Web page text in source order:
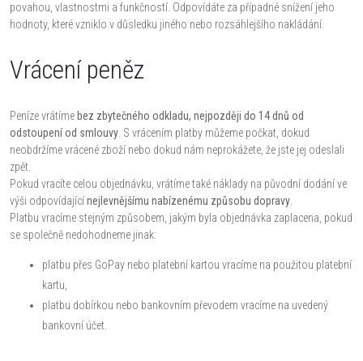
povahou, vlastnostmi a funkčností. Odpovídáte za případné snížení jeho
hodnoty, které vzniklo v důsledku jiného nebo rozsáhlejšího nakládání.
Vrácení peněz
Peníze vrátíme bez zbytečného odkladu, nejpozději do 14 dnů od
odstoupení od smlouvy. S vrácením platby můžeme počkat, dokud
neobdržíme vrácené zboží nebo dokud nám neprokážete, že jste jej odeslali
zpět.
Pokud vracíte celou objednávku, vrátíme také náklady na původní dodání ve
výši odpovídajícínejlevnějšímu nabízenému způsobu dopravy.
Platbu vracíme stejným způsobem, jakým byla objednávka zaplacena, pokud
se společně nedohodneme jinak:
platbu přes GoPay nebo platební kartou vracíme na použitou platební
kartu,
platbu dobírkou nebo bankovním převodem vracíme na uvedený
bankovní účet.